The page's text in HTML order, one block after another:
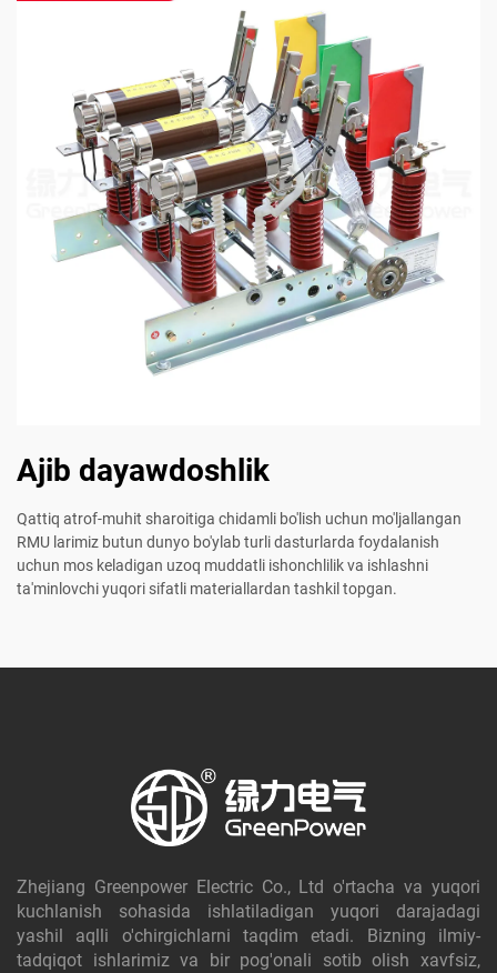
Ajib dayawdoshlik
Qattiq atrof-muhit sharoitiga chidamli bo'lish uchun mo'ljallangan
RMU larimiz butun dunyo bo'ylab turli dasturlarda foydalanish
uchun mos keladigan uzoq muddatli ishonchlilik va ishlashni
ta'minlovchi yuqori sifatli materiallardan tashkil topgan.
Zhejiang Greenpower Electric Co., Ltd o'rtacha va yuqori
kuchlanish sohasida ishlatiladigan yuqori darajadagi
yashil aqlli o'chirgichlarni taqdim etadi. Bizning ilmiy-
tadqiqot ishlarimiz va bir pog'onali sotib olish xavfsiz,